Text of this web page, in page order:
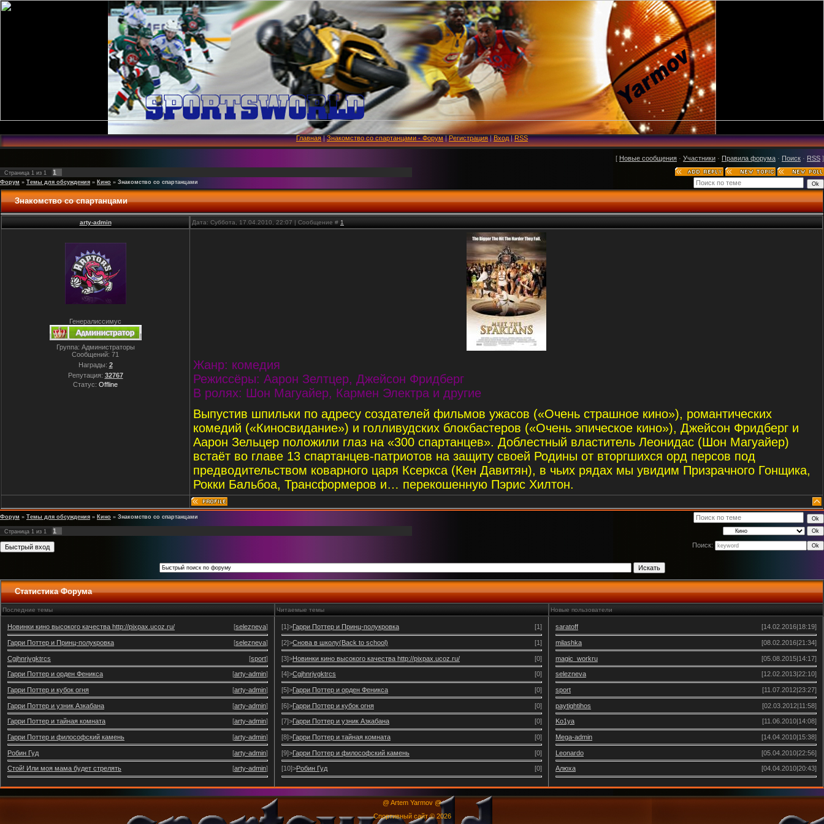
Главная|Знакомство со спартанцами - Форум|Регистрация|Вход|RSS
[ Новые сообщения · Участники · Правила форума · Поиск · RSS ]
Страница 1 из 1 1
Форум » Темы для обсуждения » Кино » Знакомство со спартанцами
Знакомство со спартанцами
arty-admin Дата: Суббота, 17.04.2010, 22:07 | Сообщение # 1
Генералиссимус
Группа: Администраторы
Сообщений: 71
Награды: 2
Репутация: 32767
Статус: Offline
Жанр: комедия
Режиссёры: Аарон Зелтцер, Джейсон Фридберг
В ролях: Шон Магуайер, Кармен Электра и другие
Выпустив шпильки по адресу создателей фильмов ужасов («Очень страшное кино»), романтических
комедий («Киносвидание») и голливудских блокбастеров («Очень эпическое кино»), Джейсон Фридберг и
Аарон Зельцер положили глаз на «300 спартанцев». Доблестный властитель Леонидас (Шон Магуайер)
встаёт во главе 13 спартанцев-патриотов на защиту своей Родины от вторгшихся орд персов под
предводительством коварного царя Ксеркса (Кен Давитян), в чьих рядах мы увидим Призрачного Гонщика,
Рокки Бальбоа, Трансформеров и… перекошенную Пэрис Хилтон.
Форум » Темы для обсуждения » Кино » Знакомство со спартанцами
Страница 1 из 1
1
Поиск:
Статистика Форума
Последние темы Читаемые темы Новые пользователи
Новинки кино высокого качества http://pixpax.ucoz.ru/ [selezneva]
Гарри Поттер и Принц-полукровка [selezneva]
Cgjhnrjvgktrcs [sport]
Гарри Поттер и орден Феникса [arty-admin]
Гарри Поттер и кубок огня [arty-admin]
Гарри Поттер и узник Азкабана [arty-admin]
Гарри Поттер и тайная комната [arty-admin]
Гарри Поттер и философский камень [arty-admin]
Робин Гуд [arty-admin]
Стой! Или моя мама будет стрелять [arty-admin]
[1]>Гарри Поттер и Принц-полукровка [1]
[2]>Снова в школу(Back to school) [1]
[3]>Новинки кино высокого качества http://pixpax.ucoz.ru/ [0]
[4]>Cgjhnrjvgktrcs [0]
[5]>Гарри Поттер и орден Феникса [0]
[6]>Гарри Поттер и кубок огня [0]
[7]>Гарри Поттер и узник Азкабана [0]
[8]>Гарри Поттер и тайная комната [0]
[9]>Гарри Поттер и философский камень [0]
[10]>Робин Гуд [0]
saratoff [14.02.2016|18:19]
milashka [08.02.2016|21:34]
magic_workru [05.08.2015|14:17]
selezneva [12.02.2013|22:10]
sport [11.07.2012|23:27]
paytightihos [02.03.2012|11:58]
Ko1ya [11.06.2010|14:08]
Mega-admin [14.04.2010|15:38]
Leonardo [05.04.2010|22:56]
Алюха [04.04.2010|20:43]
@ Artem Yarmov @
Спортивный сайт © 2026